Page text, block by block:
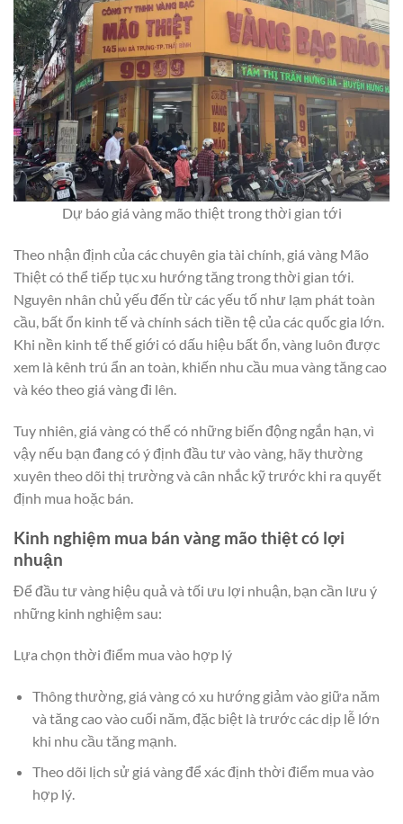
Dự báo giá vàng mão thiệt trong thời gian tới
Theo nhận định của các chuyên gia tài chính, giá vàng Mão
Thiệt có thể tiếp tục xu hướng tăng trong thời gian tới.
Nguyên nhân chủ yếu đến từ các yếu tố như lạm phát toàn
cầu, bất ổn kinh tế và chính sách tiền tệ của các quốc gia lớn.
Khi nền kinh tế thế giới có dấu hiệu bất ổn, vàng luôn được
xem là kênh trú ẩn an toàn, khiến nhu cầu mua vàng tăng cao
và kéo theo giá vàng đi lên.
Tuy nhiên, giá vàng có thể có những biến động ngắn hạn, vì
vậy nếu bạn đang có ý định đầu tư vào vàng, hãy thường
xuyên theo dõi thị trường và cân nhắc kỹ trước khi ra quyết
định mua hoặc bán.
Kinh nghiệm mua bán vàng mão thiệt có lợi
nhuận
Để đầu tư vàng hiệu quả và tối ưu lợi nhuận, bạn cần lưu ý
những kinh nghiệm sau:
Lựa chọn thời điểm mua vào hợp lý
Thông thường, giá vàng có xu hướng giảm vào giữa năm
và tăng cao vào cuối năm, đặc biệt là trước các dịp lễ lớn
khi nhu cầu tăng mạnh.
Theo dõi lịch sử giá vàng để xác định thời điểm mua vào
hợp lý.